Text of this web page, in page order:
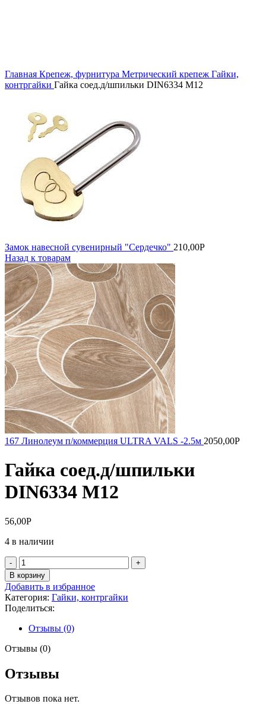
Главная Крепеж, фурнитура Метрический крепеж Гайки,
контргайки Гайка соед.д/шпильки DIN6334 M12
Замок навесной сувенирный "Сердечко" 210,00Р
Назад к товарам
167 Линолеум п/коммерция ULTRA VALS -2.5м 2050,00Р
Гайка соед.д/шпильки
DIN6334 M12
56,00Р
4 в наличии
Количество
товара
Гайка
соед.д/
шпильки
DIN6334
M12
В корзину
Добавить в избранное
Категория: Гайки, контргайки
Поделиться:
Отзывы (0)
Отзывы (0)
Отзывы
Отзывов пока нет.